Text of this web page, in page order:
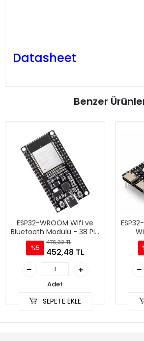
Datasheet
Benzer
ESP32-WROOM Wifi ve
Bluetooth Modülü - 38 Pin
Type C
%5
476,32 TL
452,48 TL
Adet
SEPETE EKLE